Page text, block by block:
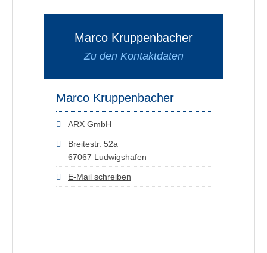
Marco Kruppenbacher
Zu den Kontaktdaten
Marco Kruppenbacher
ARX GmbH
Breitestr. 52a
67067 Ludwigshafen
E-Mail schreiben